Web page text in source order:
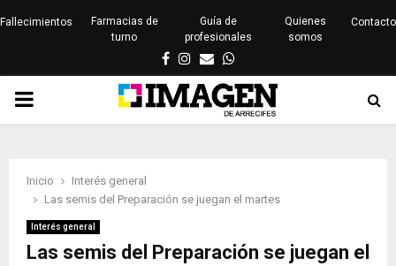
Fallecimientos
Farmacias de
turno
Guía de
profesionales
Quienes
somos
Contacto
Facebook
Instagram
EmailWhatsapp
PRIMARY
Inicio
Interés general
Las semis del Preparación se juegan el martes
Interés general
Las semis del Preparación se juegan el